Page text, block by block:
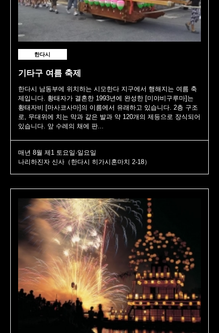
한다시
기타구 여름 축제
한다시 남동부에 위치하는 시모한다 지구에서 행해지는 여름 축
제입니다. 황태자가 결혼한 1993년에 완성한 [미야비구루마]는
황태자비 [마사코사마]의 이름에서 유래하고 있습니다. 2층 구조
로, 무대위에 치는 막과 같은 발과 약 120개의 제등으로 장식되어
있습니다. 앞 수레의 채에 판...
매년 8월 제1 토요일·일요일
나리하진자 신사（한다시 히가시혼마치 2-18）